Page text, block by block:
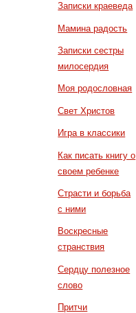
Записки краеведа
Мамина радость
Записки сестры
милосердия
Моя родословная
Свет Христов
Игра в классики
Как писать книгу о
своем ребенке
Страсти и борьба
с ними
Воскресные
странствия
Сердцу полезное
слово
Притчи